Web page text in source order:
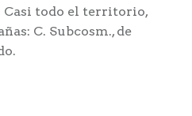
Casi todo el territorio,
C. Subcosm., de